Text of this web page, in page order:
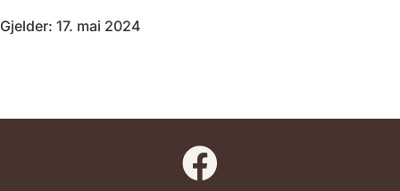
Gjelder: 17. mai 2024
